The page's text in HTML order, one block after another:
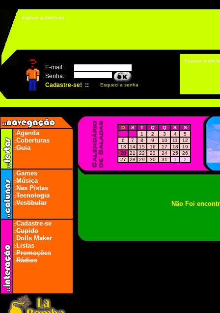
Espaço publicitário
Espaço
::Agenda
::Coberturas
::Guia
::Games
::Música
::Nas Pistas
::Tecnologia
::Vestibular
::Cadastre-se
::Cupido
::Dolls Maker
::Listas
::Promoções
::Rádios
Não Foi
D S T Q Q S
S
1
2 3 4
5
6
7 8 9 10 11
12
13
14 15 16 17 18
19
20
21 22 23 24 25
26
27
28 29 30 31 1 2